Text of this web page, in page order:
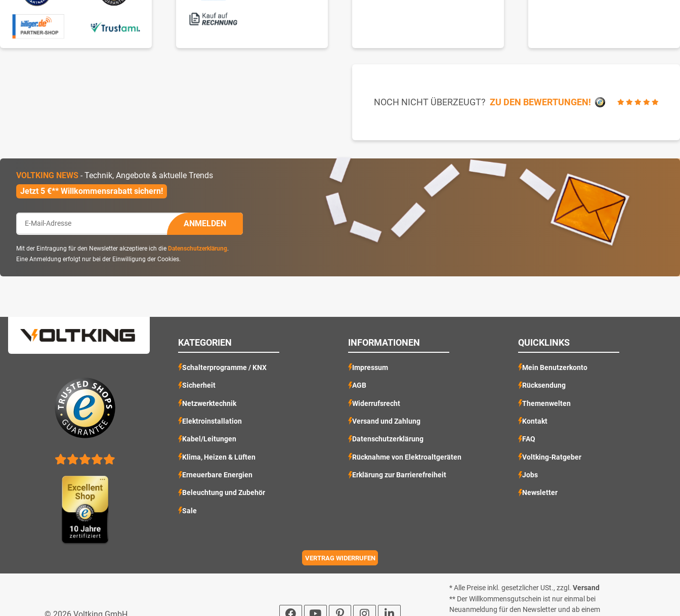
VOLTKING NEWS - Technik, Angebote & aktuelle Trends
Jetzt 5 €** Willkommensrabatt sichern!
ANMELDEN
Mit der Eintragung für den Newsletter akzeptiere ich die Datenschutzerklärung.
Eine Anmeldung erfolgt nur bei der Einwilligung der Cookies.
NOCH NICHT ÜBERZEUGT? ZU DEN BEWERTUNGEN!
KATEGORIEN
Schalterprogramme / KNX
Sicherheit
Netzwerktechnik
Elektroinstallation
Kabel/Leitungen
Klima, Heizen & Lüften
Erneuerbare Energien
Beleuchtung und Zubehör
Sale
INFORMATIONEN
Impressum
AGB
Widerrufsrecht
Versand und Zahlung
Datenschutzerklärung
Rücknahme von Elektroaltgeräten
Erklärung zur Barrierefreiheit
QUICKLINKS
Mein Benutzerkonto
Rücksendung
Themenwelten
Kontakt
FAQ
Voltking-Ratgeber
Jobs
Newsletter
VERTRAG WIDERRUFEN
* Alle Preise inkl. gesetzlicher USt., zzgl. Versand
** Der Willkommensgutschein ist nur einmal bei
Neuanmeldung für den Newsletter und ab einem